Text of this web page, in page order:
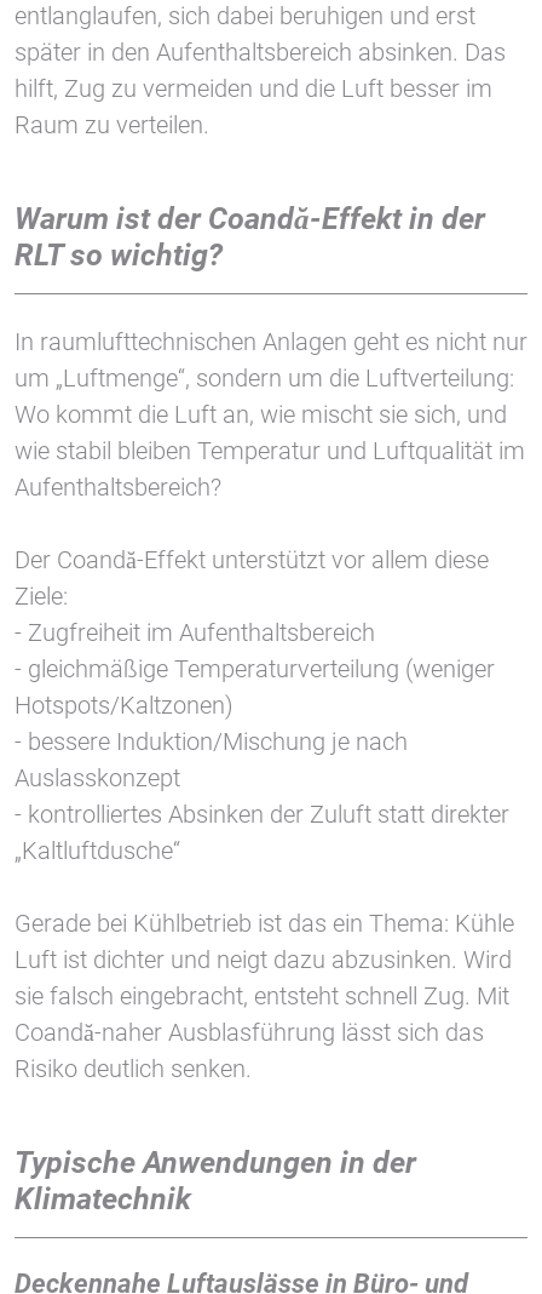
entlanglaufen, sich dabei beruhigen und erst
später in den Aufenthaltsbereich absinken. Das
hilft, Zug zu vermeiden und die Luft besser im
Raum zu verteilen.
Warum ist der Coandă-Effekt in der
RLT so wichtig?
In raumlufttechnischen Anlagen geht es nicht nur
um „Luftmenge“, sondern um die Luftverteilung:
Wo kommt die Luft an, wie mischt sie sich, und
wie stabil bleiben Temperatur und Luftqualität im
Aufenthaltsbereich?
Der Coandă-Effekt unterstützt vor allem diese
Ziele:
- Zugfreiheit im Aufenthaltsbereich
- gleichmäßige Temperaturverteilung (weniger
Hotspots/Kaltzonen)
- bessere Induktion/Mischung je nach
Auslasskonzept
- kontrolliertes Absinken der Zuluft statt direkter
„Kaltluftdusche“
Gerade bei Kühlbetrieb ist das ein Thema: Kühle
Luft ist dichter und neigt dazu abzusinken. Wird
sie falsch eingebracht, entsteht schnell Zug. Mit
Coandă-naher Ausblasführung lässt sich das
Risiko deutlich senken.
Typische Anwendungen in der
Klimatechnik
Deckennahe Luftauslässe in Büro- und